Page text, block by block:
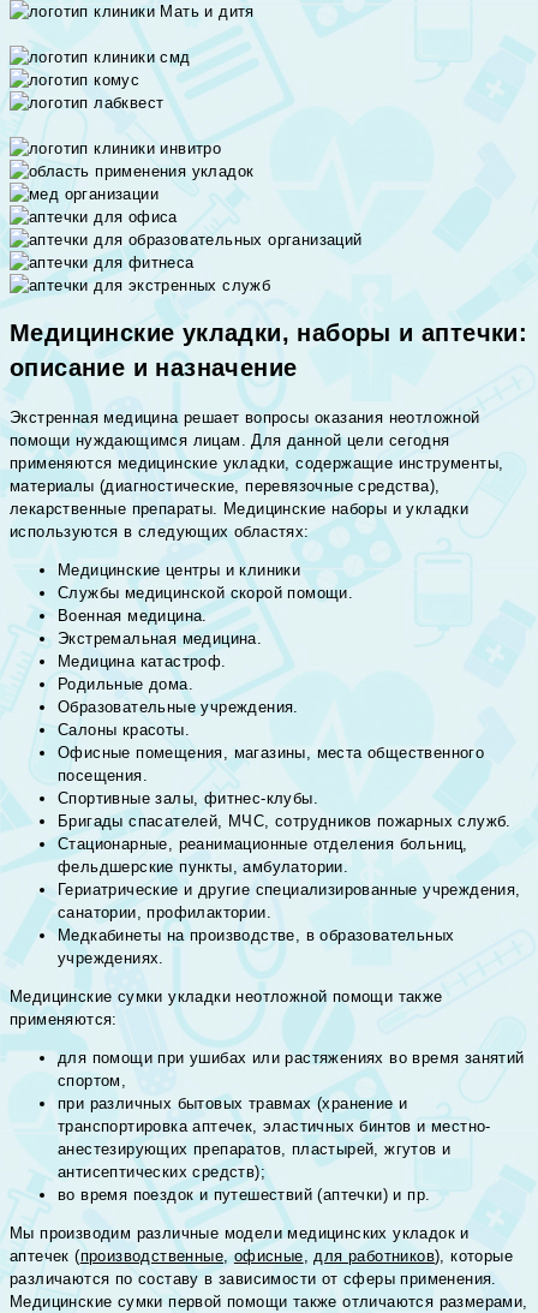
Медицинские укладки, наборы и аптечки:
описание и назначение
Экстренная медицина решает вопросы оказания неотложной
помощи нуждающимся лицам. Для данной цели сегодня
применяются медицинские укладки, содержащие инструменты,
материалы (диагностические, перевязочные средства),
лекарственные препараты. Медицинские наборы и укладки
используются в следующих областях:
Медицинские центры и клиники
Службы медицинской скорой помощи.
Военная медицина.
Экстремальная медицина.
Медицина катастроф.
Родильные дома.
Образовательные учреждения.
Салоны красоты.
Офисные помещения, магазины, места общественного
посещения.
Спортивные залы, фитнес-клубы.
Бригады спасателей, МЧС, сотрудников пожарных служб.
Стационарные, реанимационные отделения больниц,
фельдшерские пункты, амбулатории.
Гериатрические и другие специализированные учреждения,
санатории, профилактории.
Медкабинеты на производстве, в образовательных
учреждениях.
Медицинские сумки укладки неотложной помощи также
применяются:
для помощи при ушибах или растяжениях во время занятий
спортом,
при различных бытовых травмах (хранение и
транспортировка аптечек, эластичных бинтов и местно-
анестезирующих препаратов, пластырей, жгутов и
антисептических средств);
во время поездок и путешествий (аптечки) и пр.
Мы производим различные модели медицинских укладок и
аптечек (производственные,офисные для работников), которые
различаются по составу в зависимости от сферы применения.
Медицинские сумки первой помощи также отличаются размерами,